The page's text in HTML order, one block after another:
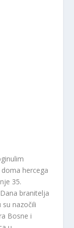
hercega
35.
branitelja
su nazočili
Bosne i